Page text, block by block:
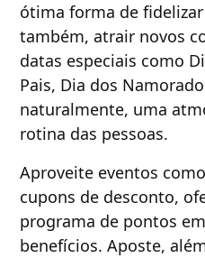
ótima forma de
também, atrair novos
datas especiais como
Pais, Dia dos
naturalmente, uma
rotina das pessoas.
Aproveite eventos
cupons de desconto,
programa de pontos
benefícios. Aposte,